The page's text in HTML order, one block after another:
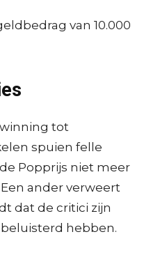
van 10.000
tot
spuien felle
Popprijs niet meer
ander verweert
dat de critici zijn
hebben.